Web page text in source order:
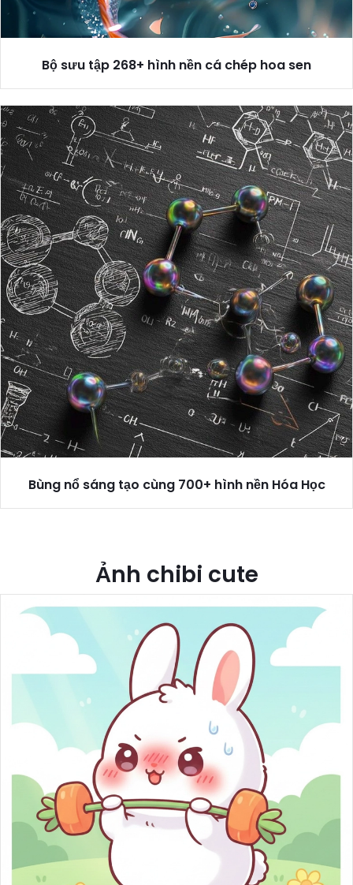
Bộ sưu tập 268+ hình nền cá chép hoa sen
Bùng nổ sáng tạo cùng 700+ hình nền Hóa Học
Ảnh chibi cute